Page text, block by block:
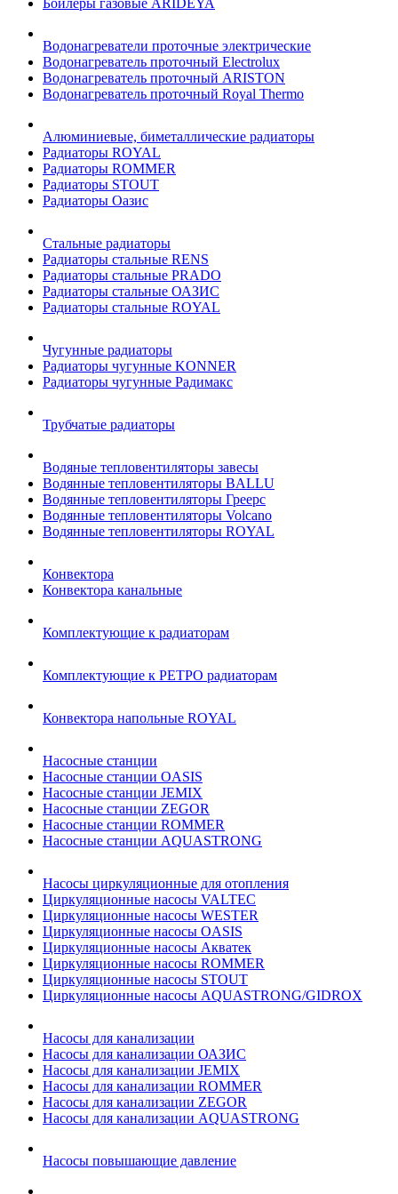
Водонагреватели проточные электрические
Водонагреватель проточный Electrolux
Водонагреватель проточный ARISTON
Водонагреватель проточный Royal Thermo
Алюминиевые, биметаллические радиаторы
Радиаторы ROYAL
Радиаторы ROMMER
Радиаторы STOUT
Радиаторы Оазис
Стальные радиаторы
Радиаторы стальные RENS
Радиаторы стальные PRADO
Радиаторы стальные ОАЗИС
Радиаторы стальные ROYAL
Чугунные радиаторы
Радиаторы чугунные KONNER
Радиаторы чугунные Радимакс
Трубчатые радиаторы
Водяные тепловентиляторы завесы
Водянные тепловентиляторы BALLU
Водянные тепловентиляторы Греерс
Водянные тепловентиляторы Volcano
Водянные тепловентиляторы ROYAL
Конвектора
Конвектора канальные
Комплектующие к радиаторам
Комплектующие к РЕТРО радиаторам
Конвектора напольные ROYAL
Насосные станции
Насосные станции OASIS
Насосные станции JEMIX
Насосные станции ZEGOR
Насосные станции ROMMER
Насосные станции AQUASTRONG
Насосы циркуляционные для отопления
Циркуляционные насосы VALTEC
Циркуляционные насосы WESTER
Циркуляционные насосы OASIS
Циркуляционные насосы Акватек
Циркуляционные насосы ROMMER
Циркуляционные насосы STOUT
Циркуляционные насосы AQUASTRONG/GIDROX
Насосы для канализации
Насосы для канализации ОАЗИС
Насосы для канализации JEMIX
Насосы для канализации ROMMER
Насосы для канализации ZEGOR
Насосы для канализации AQUASTRONG
Насосы повышающие давление